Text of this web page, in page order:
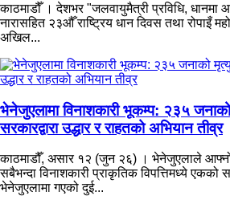
काठमाडौँ । देशभर "जलवायुमैत्री प्रविधि, धानमा
नारासहित २३औँ राष्ट्रिय धान दिवस तथा रोपाइँ
अखिल...
भेनेजुएलामा विनाशकारी भूकम्प: २३५
सरकारद्वारा उद्धार र राहतको अभियान तीव्र
काठमाडौँ, असार १२ (जुन २६) । भेनेजुएलाले
सबैभन्दा विनाशकारी प्राकृतिक विपत्तिमध्ये एकको
भेनेजुएलामा गएको दुई...